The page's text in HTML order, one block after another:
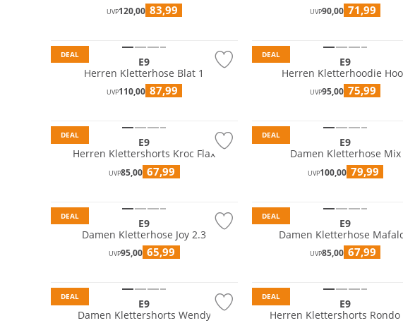
UVP120,00 83,99 UVP90,00 71,99
DEAL
E9
Herren Kletterhose Blat 1
UVP110,00 87,99
DEAL
E9
Herren Kletterhoodie
UVP95,00 75,99
DEAL
E9
Herren Klettershorts Kroc Flax
UVP85,00 67,99
DEAL
E9
Damen Kletterhose Mix
UVP100,00 79,99
DEAL
E9
Damen Kletterhose Joy 2.3
UVP95,00 65,99
DEAL
E9
Damen Kletterhose
UVP85,00 67,99
DEAL
E9
Damen Klettershorts Wendy
DEAL
E9
Herren Klettershorts Rondo